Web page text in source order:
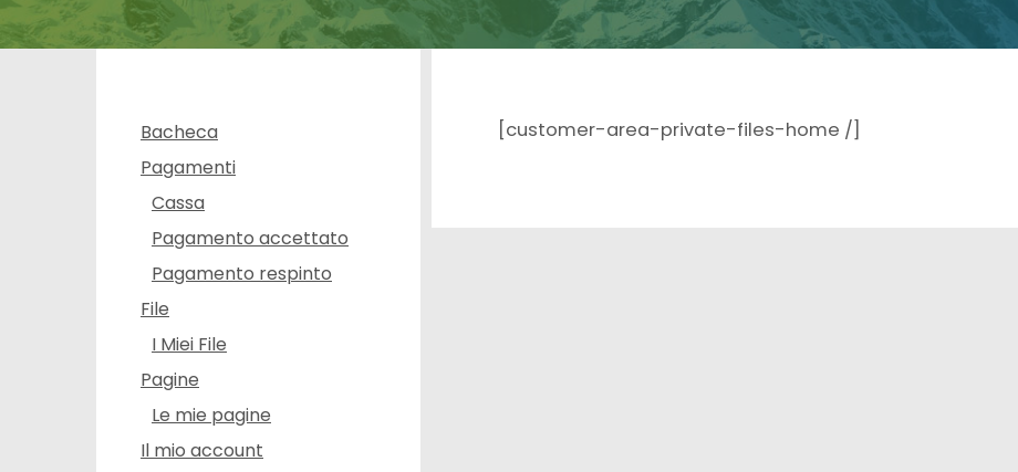
[customer-area-private-files-home /]
Bacheca
Pagamenti
Cassa
Pagamento accettato
Pagamento respinto
File
I Miei File
Pagine
Le mie pagine
Il mio account